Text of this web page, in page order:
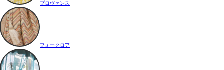
プロヴァンス
フォークロア